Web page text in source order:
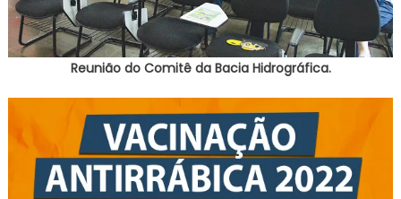
Reunião do Comitê da Bacia Hidrográfica.